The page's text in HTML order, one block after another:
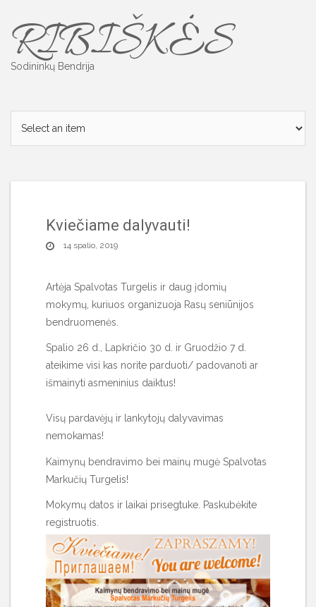
content
RIBIŠKĖS
Sodininkų Bendrija
Kviečiame dalyvauti!
14 spalio, 2019
Artėja Spalvotas Turgelis ir daug įdomių
mokymų, kuriuos organizuoja Rasų seniūnijos
bendruomenės.
Spalio 26 d., Lapkričio 30 d. ir Gruodžio 7 d.
ateikime visi kas norite parduoti/ padovanoti ar
išmainyti asmeninius daiktus!
Visų pardavėjų ir lankytojų dalyvavimas
nemokamas!
Kaimynų bendravimo bei mainų mugė Spalvotas
Markučių Turgelis!
Mokymų datos ir laikai prisegtuke. Paskubėkite
registruotis.